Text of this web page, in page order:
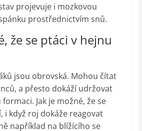
projevuje i mozkovou
prostřednictvím snů.
že se ptáci v hejnu
jsou obrovská. Mohou čítat
a přesto dokáží udržovat
Jak je možné, že se
i když roj dokáže reagovat
například na blížícího se